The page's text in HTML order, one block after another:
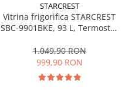
STARCREST
Vitrina frigorifica STARCREST
SBC-9901BKE, 93 L, Termostat
sticla, H 84.5 cm, Negru
1.049,90 RON
999,90 RON